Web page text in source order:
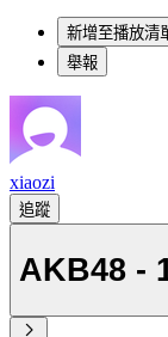
新增至播放清
舉報
xiaozi
追蹤
AKB48 -